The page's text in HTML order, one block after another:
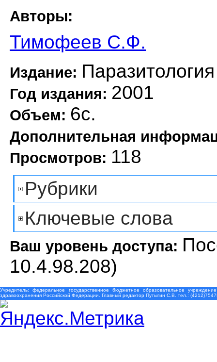
Авторы:
Тимофеев С.Ф.
Издание: Паразитология
Год издания: 2001
Объем: 6с.
Дополнительная
Просмотров: 118
Рубрики
Ключевые слова
Ваш уровень доступа:
10.4.98.208)
Учредитель: федеральное государственное бюджетное образовательное
здравоохранения Российской Федерации. Главный редактор Путыгин С.В. тел.: